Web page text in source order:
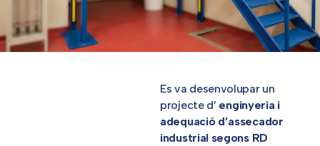
Es va desenvolupar un
projecte d’ enginyeria i
adequació d’assecador
industrial segons RD